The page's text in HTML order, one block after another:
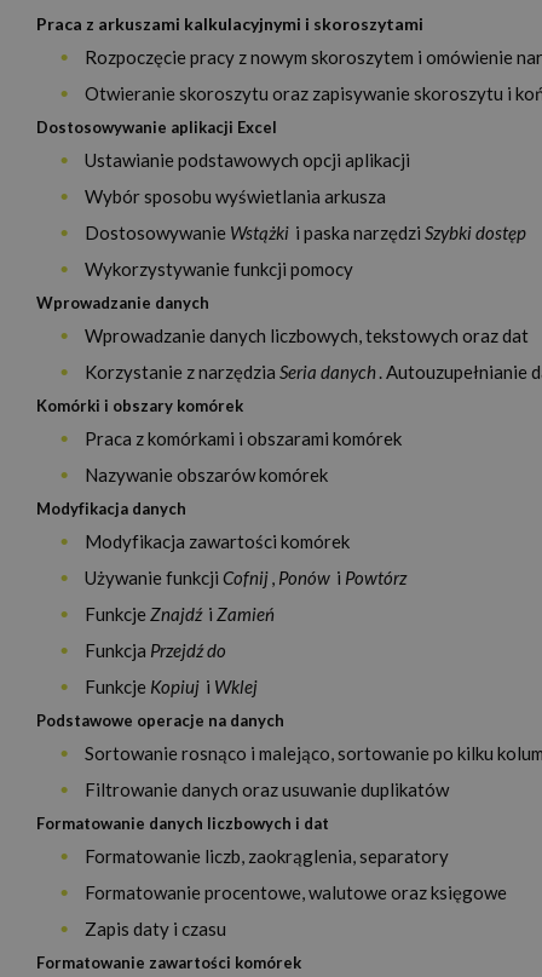
Praca z arkuszami kalkulacyjnymi i skoroszytami
Rozpoczęcie pracy z nowym skoroszytem i omówienie
Otwieranie skoroszytu oraz zapisywanie skoroszytu i
Dostosowywanie aplikacji Excel
Ustawianie podstawowych opcji aplikacji
Wybór sposobu wyświetlania arkusza
Dostosowywanie Wstążki i paska narzędzi Szybki dostęp
Wykorzystywanie funkcji pomocy
Wprowadzanie danych
Wprowadzanie danych liczbowych, tekstowych oraz dat
Korzystanie z narzędzia Seria danych. Autouzupełnianie
Komórki i obszary komórek
Praca z komórkami i obszarami komórek
Nazywanie obszarów komórek
Modyfikacja danych
Modyfikacja zawartości komórek
Używanie funkcji Cofnij, Ponów i Powtórz
Funkcje Znajdź i Zamień
Funkcja Przejdź do
Funkcje Kopiuj i Wklej
Podstawowe operacje na danych
Sortowanie rosnąco i malejąco, sortowanie po kilku
Filtrowanie danych oraz usuwanie duplikatów
Formatowanie danych liczbowych i dat
Formatowanie liczb, zaokrąglenia, separatory
Formatowanie procentowe, walutowe oraz księgowe
Zapis daty i czasu
Formatowanie zawartości komórek